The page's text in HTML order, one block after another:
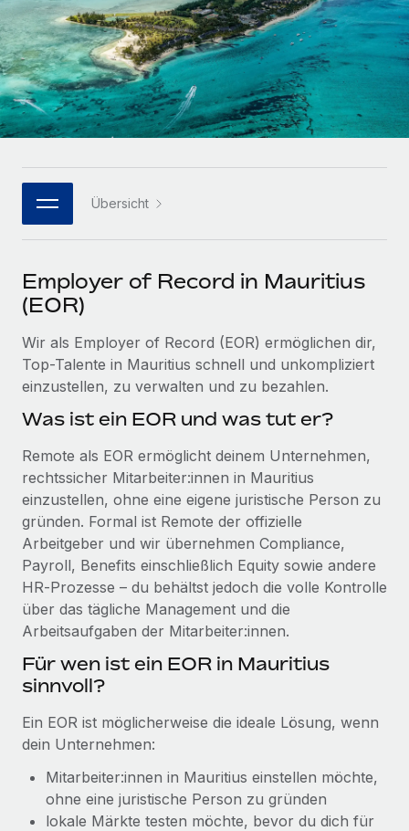
INFRASTRUKTUR
Remote Embedded
Nahtlose Integration der HR in bestehende Abläufe
Plattform
Integrierte HR-Kernfunktionen für dein Team
MCP
Integrationen
Tools
DIENSTLEISTUNGEN
Frag unsere Expert:innen
Hilfe von Expert:innen für globale HR & Compliance
Einfacheres Bewerber:innen-Screening
Compliance Watchtower
Lückenlose Compliance
Geräteverwaltung
Globale Bereitstellung und Verfolgung von IT-
Geräten
Schnelle, rechtssichere Gründung von
Niederlassungen
Mobilität und Relocation
Mühelose Relocation von Mitarbeiter:innen
Benefits
Mühelose Verwaltung von Benefits
Mittelstand
Maßgeschneiderte HR-Lösungen, um Teams zu
vergrößern
Enterprise
Globale HR für Konzerne und Großunternehmen
PARTNER WERDEN
Flexible Einbettung von Global-HR-Funktionen in deine
Partner werden
Entdecke die Möglichkeiten einer Partnerschaft
Remote Build
Beratung zu Integrationen und KI-Automatisierung
So hat der KI-Vorreiter Weaviate sein Team mit
Remote um 120 % vergrößert
Weaviate auf einen Blick Weaviate entwickelt KI-basierte
Open-Source-Infrastrukturen. Das...
Mehr erfahren
Reverse Tech und Remote für Contractor
Management und Payroll
Reverse Tech auf einen Blick Das Gesundheits- und
Wellness-Startup Reverse Tech hat das globale...
Mehr erfahren
LERNEN MIT REMOTE
Forschung und Leitfäden
Fallstudien
HR-Glossar
Bibliothek für Stellenbeschreibungen
Webinare
Events
Newsroom
Informationen zu Gehältern und Qualifikationen
Insights Center
Hol dir Unterstützung
Alle Ressourcen anzeigen
BLOG
Globale Payroll
EOR und PEO
Contractor Management
Steuern
Neues zu Remote-Produkten: Integration mit
Gusto und Zero und Contractor Management
Español
Italiano
Português (Portugal)
한국어 Übersicht
Employer of Record in Mauritius
(EOR)
Wir als Employer of Record (EOR) ermöglichen dir,
Top-Talente in Mauritius schnell und unkompliziert
einzustellen, zu verwalten und zu bezahlen.
Was ist ein EOR und was tut er?
Remote als EOR ermöglicht deinem Unternehmen,
rechtssicher Mitarbeiter:innen in Mauritius
einzustellen, ohne eine eigene juristische Person zu
gründen. Formal ist Remote der offizielle
Arbeitgeber und wir übernehmen Compliance,
Payroll, Benefits einschließlich Equity sowie andere
HR‑Prozesse – du behältst jedoch die volle Kontrolle
über das tägliche Management und die
Arbeitsaufgaben der Mitarbeiter:innen.
Für wen ist ein EOR in Mauritius
sinnvoll?
Ein EOR ist möglicherweise die ideale Lösung, wenn
dein Unternehmen:
Mitarbeiter:innen in Mauritius einstellen möchte,
ohne eine juristische Person zu gründen
lokale Märkte testen möchte, bevor du dich für